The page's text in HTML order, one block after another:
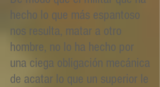
hecho lo que más espantoso
nos resulta, matar a otro
hombre, no lo ha hecho por
una ciega obligación mecánica
de acatar lo que un superior le